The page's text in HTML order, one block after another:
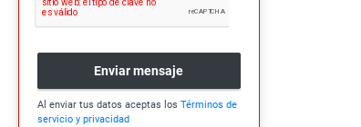
Enviar mensaje
Al enviar tus datos aceptas los Términos de
servicio y privacidad